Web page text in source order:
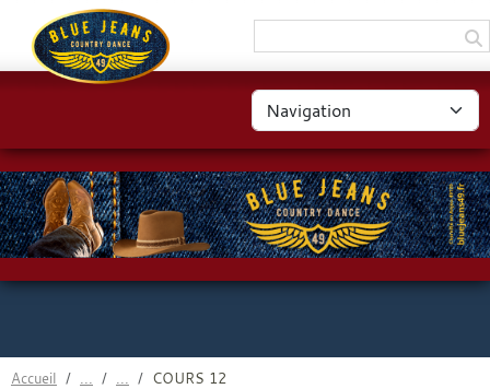
Accueil COURS 12
Panneau de gestion des cookies